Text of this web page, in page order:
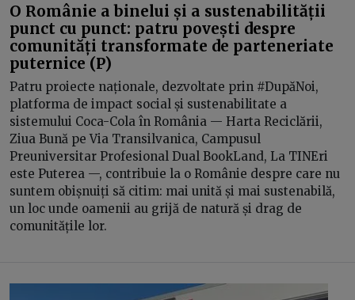
O Românie a binelui și a sustenabilității
punct cu punct: patru povești despre
comunități transformate de parteneriate
puternice (P)
Patru proiecte naționale, dezvoltate prin #DupăNoi,
platforma de impact social și sustenabilitate a
sistemului Coca-Cola în România — Harta Reciclării,
Ziua Bună pe Via Transilvanica, Campusul
Preuniversitar Profesional Dual BookLand, La TINEri
este Puterea —, contribuie la o Românie despre care nu
suntem obișnuiți să citim: mai unită și mai sustenabilă,
un loc unde oamenii au grijă de natură și drag de
comunitățile lor.